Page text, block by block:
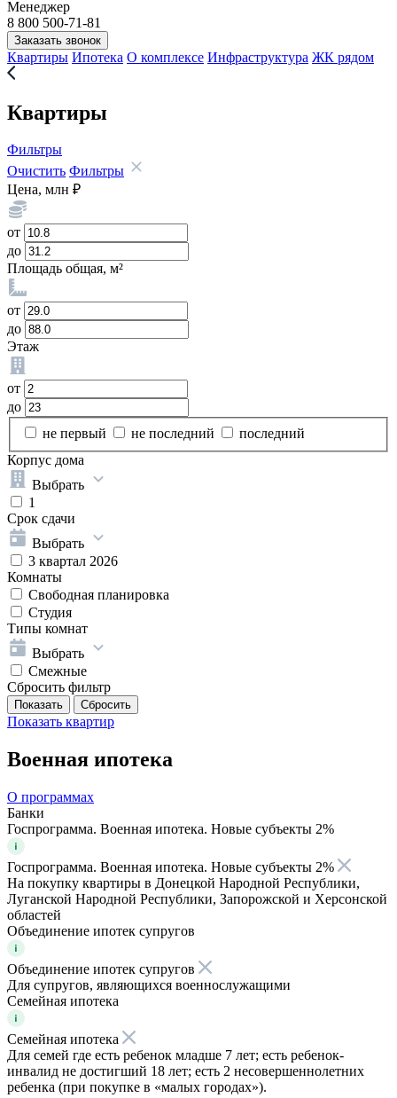
Менеджер
8 800 500-71-81
Заказать звонок
Квартиры Ипотека О комплексе Инфраструктура ЖК рядом
Квартиры
Фильтры
Очистить Фильтры
Цена, млн ₽
от
до
Площадь общая, м²
от
до
Этаж
от
до
не первый
не последний
последний
Корпус дома
Выбрать
1
Срок сдачи
Выбрать
3 квартал 2026
Комнаты
Свободная планировка
Студия
Типы комнат
Выбрать
Смежные
Сбросить фильтр
Показать квартир
Военная ипотека
О программах
Банки
Госпрограмма. Военная ипотека. Новые субъекты 2%
Госпрограмма. Военная ипотека. Новые субъекты 2%
На покупку квартиры в Донецкой Народной Республики,
Луганской Народной Республики, Запорожской и Херсонской
областей
Объединение ипотек супругов
Объединение ипотек супругов
Для супругов, являющихся военнослужащими
Семейная ипотека
Семейная ипотека
Для семей где есть ребенок младше 7 лет; есть ребенок-
инвалид не достигший 18 лет; есть 2 несовершеннолетних
ребенка (при покупке в «малых городах»).